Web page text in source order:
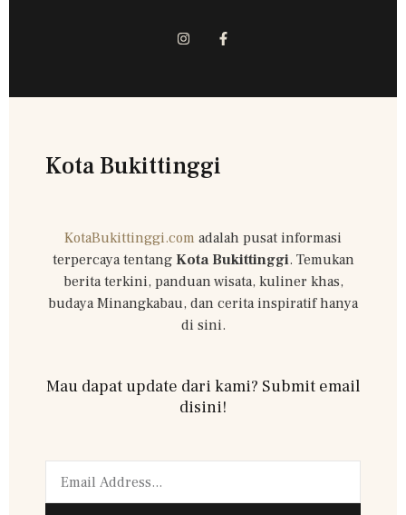
Kota Bukittinggi
KotaBukittinggi.com adalah pusat informasi
terpercaya tentang Kota Bukittinggi. Temukan
berita terkini, panduan wisata, kuliner khas,
budaya Minangkabau, dan cerita inspiratif hanya
di sini.
Mau dapat update dari kami? Submit email
disini!